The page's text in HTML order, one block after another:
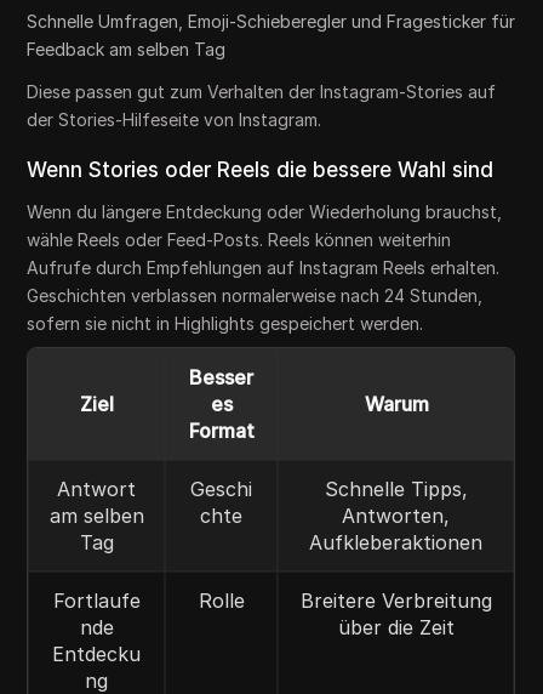
Schnelle Umfragen, Emoji-Schieberegler und Fragesticker für
Feedback am selben Tag
Diese passen gut zum Verhalten der Instagram-Stories auf
der Stories-Hilfeseite von Instagram.
Wenn Stories oder Reels die bessere Wahl sind
Wenn du längere Entdeckung oder Wiederholung brauchst,
wähle Reels oder Feed-Posts. Reels können weiterhin
Aufrufe durch Empfehlungen auf Instagram Reels erhalten.
Geschichten verblassen normalerweise nach 24 Stunden,
sofern sie nicht in Highlights gespeichert werden.
Ziel
Besser
es
Format
Warum
Antwort
am selben
Tag
Geschi
chte
Schnelle Tipps,
Antworten,
Aufkleberaktionen
Fortlaufe
nde
Entdecku
ng
Rolle
Breitere Verbreitung
über die Zeit